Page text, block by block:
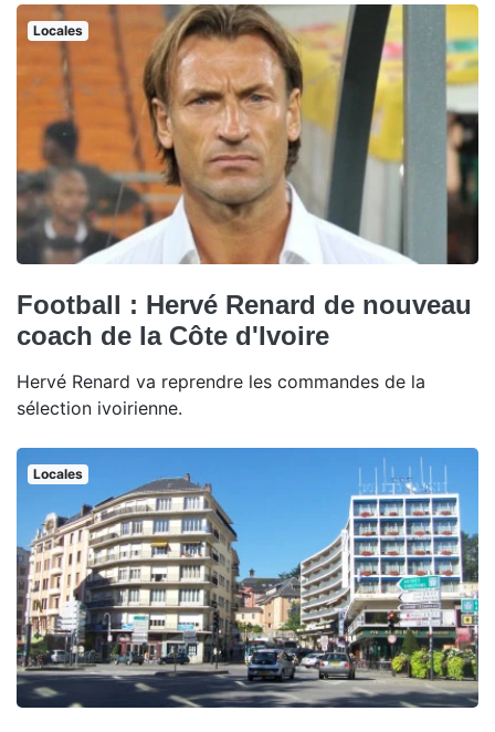
Locales
Football : Hervé Renard de nouveau
coach de la Côte d'Ivoire
Hervé Renard va reprendre les commandes de la
sélection ivoirienne.
Locales